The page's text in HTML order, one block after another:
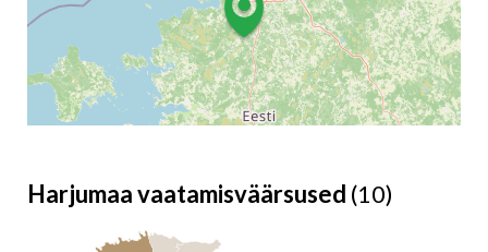
Harjumaa vaatamisväärsused (10)